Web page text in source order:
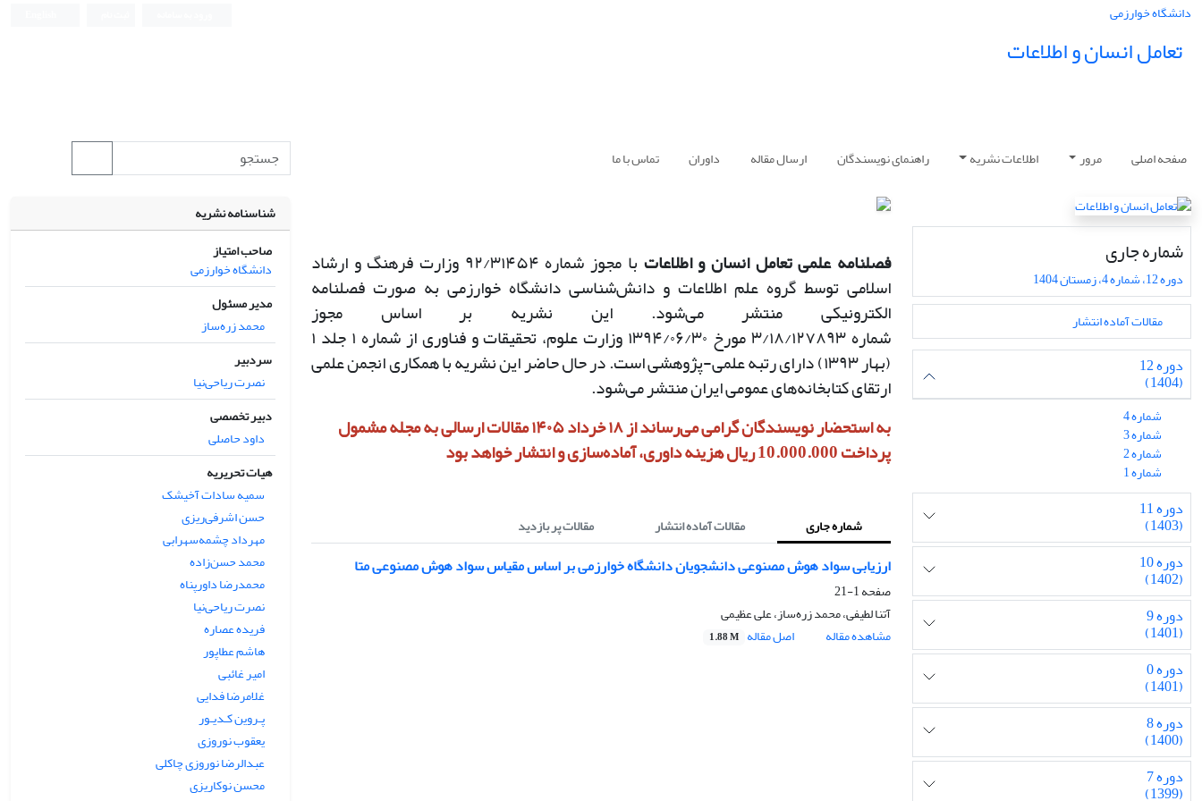
دانشگاه خوارزمی
تعامل انسان و اطلاعات
صفحه اصلی مرور اطلاعات نشریه راهنمای نویسندگان ارسال مقاله داوران تماس با ما
شماره جاری
دوره 12، شماره 4، زمستان 1404
مقالات آماده انتشار
دوره 12
(1404)
شماره 4
شماره 3
شماره 2
شماره 1
دوره 11
(1403)
دوره 10
(1402)
دوره 9
(1401)
دوره 0
(1401)
دوره 8
(1400)
دوره 7
(1399)
فصلنامه علمی تعامل انسان و اطلاعات با مجوز شماره۹۲/۳۱۴۵۴ وزارت فرهنگ و ارشاد
اسلامی توسط گروه علم اطلاعات و دانش‌شناسی دانشگاه خوارزمی به صورت فصلنامه
الکترونیکی منتشر می‌شود. این نشریه بر اساس مجوز
شماره۳/۱۸/۱۲۷۸۹۳مورخ ۱۳۹۴/۰۶/۳۰وزارت علوم، تحقیقات و فناوری از شماره۱جلد ۱
(بهار۱۳۹۳) دارای رتبه علمی-پژوهشی است. در حال حاضر این نشریه با همکاری انجمن علمی
ارتقای کتابخانه‌های عمومی ایران منتشر می‌شود.
به استحضار نویسندگان گرامی می‌رساند از ۱۸ خرداد ۱۴۰۵ مقالات ارسالی به مجله مشمول
پرداخت 10.000.000 ریال هزینه داوری، آماده‌سازی و انتشار خواهد بود
شماره جاری مقالات آماده انتشار مقالات پر بازدید
ارزیابی سواد هوش مصنوعی دانشجویان دانشگاه خوارزمی بر اساس مقیاس سواد هوش مصنوعی متا
صفحه1-21
آتنا لطیفی، محمد زره‌ساز، علی عظیمی
مشاهده مقاله
اصل مقاله 1.88 M
شناسنامه نشریه
صاحب امتیاز
دانشگاه خوارزمی
مدیر مسئول
محمد زره‌ساز
سردبیر
نصرت ریاحی‌نیا
دبیر تخصصی
داود حاصلی
هیات تحریریه
سمیه سادات آخیشک
حسن اشرفی‌ریزی
مهرداد چشمه‌سهرابی
محمد حسن‌زاده
محمدرضا داورپناه
نصرت ریاحی‌نیا
فریده عصاره
هاشم عطاپور
امیر غائبی
غلامرضا فدایی
پـروین کـدیـور
یعقوب نوروزی
عبدالرضا نوروزی چاکلی
محسن نوکاریزی